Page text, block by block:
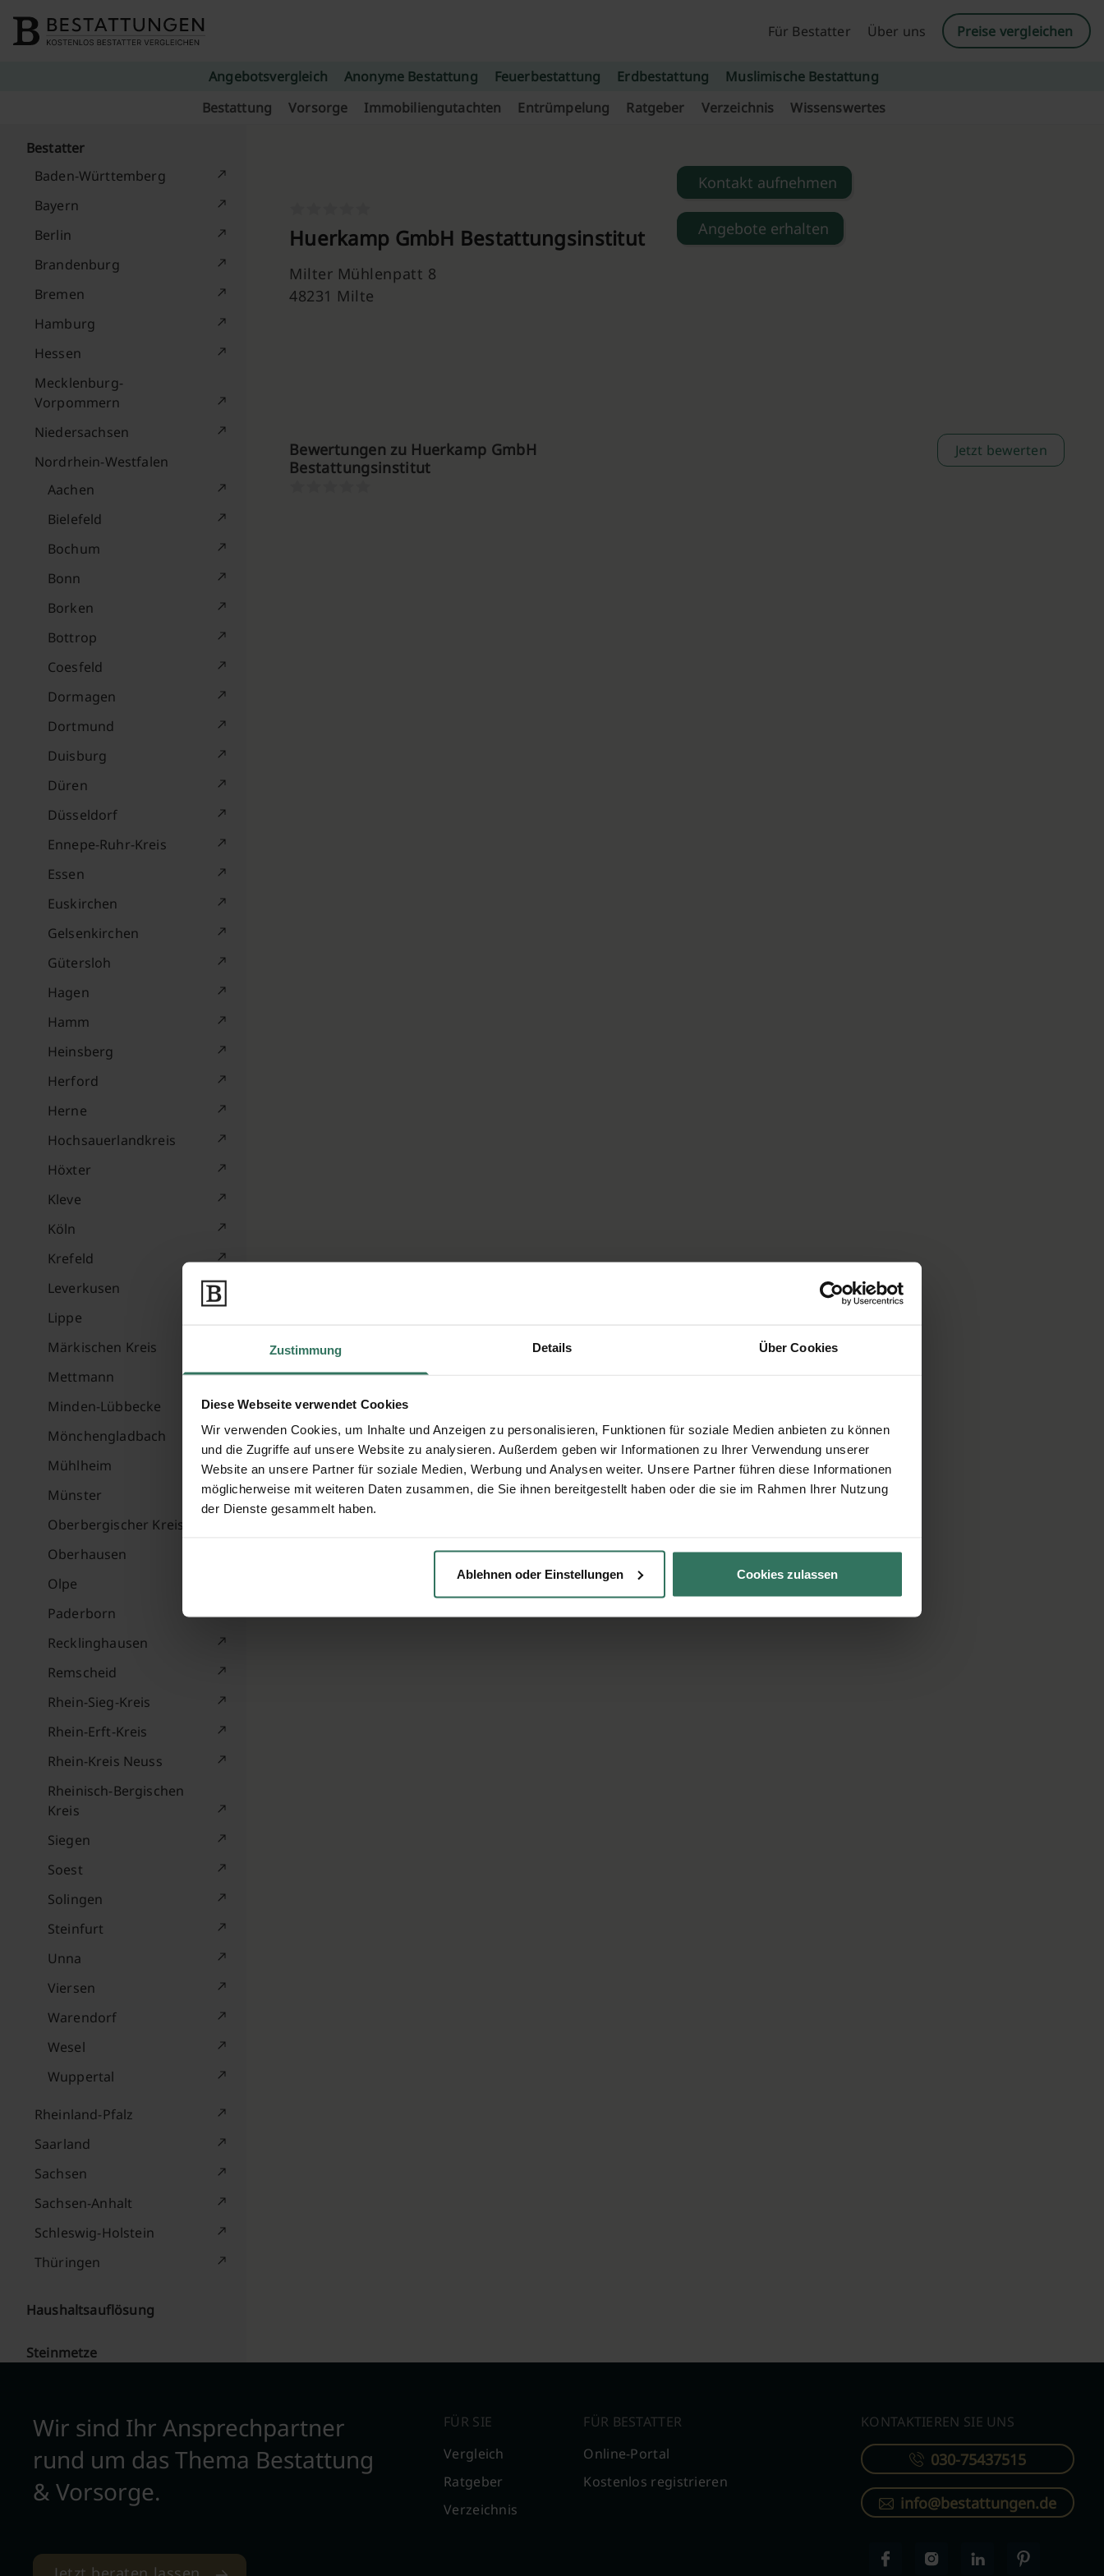
Zustimmung Details Über Cookies
Diese Webseite verwendet Cookies
Wir verwenden Cookies, um Inhalte und Anzeigen zu personalisieren, Funktionen für soziale Medien anbieten zu können
und die Zugriffe auf unsere Website zu analysieren. Außerdem geben wir Informationen zu Ihrer Verwendung unserer
Website an unsere Partner für soziale Medien, Werbung und Analysen weiter. Unsere Partner führen diese Informationen
möglicherweise mit weiteren Daten zusammen, die Sie ihnen bereitgestellt haben oder die sie im Rahmen Ihrer Nutzung
der Dienste gesammelt haben.
Ablehnen oder Einstellungen Cookies zulassen
Für Bestatter
Über uns Preise vergleichen
Angebotsvergleich Anonyme Bestattung Feuerbestattung Erdbestattung
Muslimische Bestattung
Bestattung
Vorsorge Immobiliengutachten Entrümpelung Ratgeber Verzeichnis Wissenswertes
Bestatter
Baden-Württemberg
Bayern
Berlin
Brandenburg
Bremen
Hamburg
Hessen
Mecklenburg-
Vorpommern
Niedersachsen
Nordrhein-Westfalen
Aachen
Bielefeld
Bochum
Bonn
Borken
Bottrop
Coesfeld
Dormagen
Dortmund
Duisburg
Düren
Düsseldorf
Ennepe-Ruhr-Kreis
Essen
Euskirchen
Gelsenkirchen
Gütersloh
Hagen
Hamm
Heinsberg
Herford
Herne
Hochsauerlandkreis
Höxter
Kleve
Köln
Krefeld
Leverkusen
Lippe
Märkischen Kreis
Mettmann
Minden-Lübbecke
Mönchengladbach
Mühlheim
Münster
Oberbergischer Kreis
Oberhausen
Olpe
Paderborn
Recklinghausen
Remscheid
Rhein-Sieg-Kreis
Rhein-Erft-Kreis
Rhein-Kreis Neuss
Rheinisch-Bergischen
Kreis
Siegen
Soest
Solingen
Steinfurt
Unna
Viersen
Warendorf
Wesel
Wuppertal
Rheinland-Pfalz
Saarland
Sachsen
Sachsen-Anhalt
Schleswig-Holstein
Thüringen
Haushaltsauflösung
Steinmetze
Huerkamp GmbH Bestattungsinstitut
Milter Mühlenpatt 8
48231 Milte
Kontakt aufnehmen
Angebote erhalten
Bewertungen zu Huerkamp GmbH
Bestattungsinstitut
Jetzt bewerten
Wir sind Ihr Ansprechpartner
rund um das Thema Bestattung
& Vorsorge.
FÜR SIE
Vergleich
Ratgeber
Verzeichnis
FÜR BESTATTER
Online-Portal
Kostenlos registrieren
KONTAKTIEREN SIE UNS
030-75437515
info@bestattungen.de